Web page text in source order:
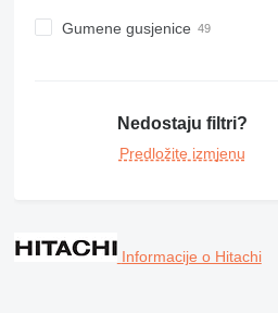
Gumene gusjenice
Nedostaju filtri?
Predložite izmjenu
Informacije o Hitachi